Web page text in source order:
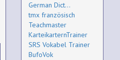
German Dict...
tmx französisch
Teachmaster
KarteikarternTrainer
SRS Vokabel Trainer
BufoVok